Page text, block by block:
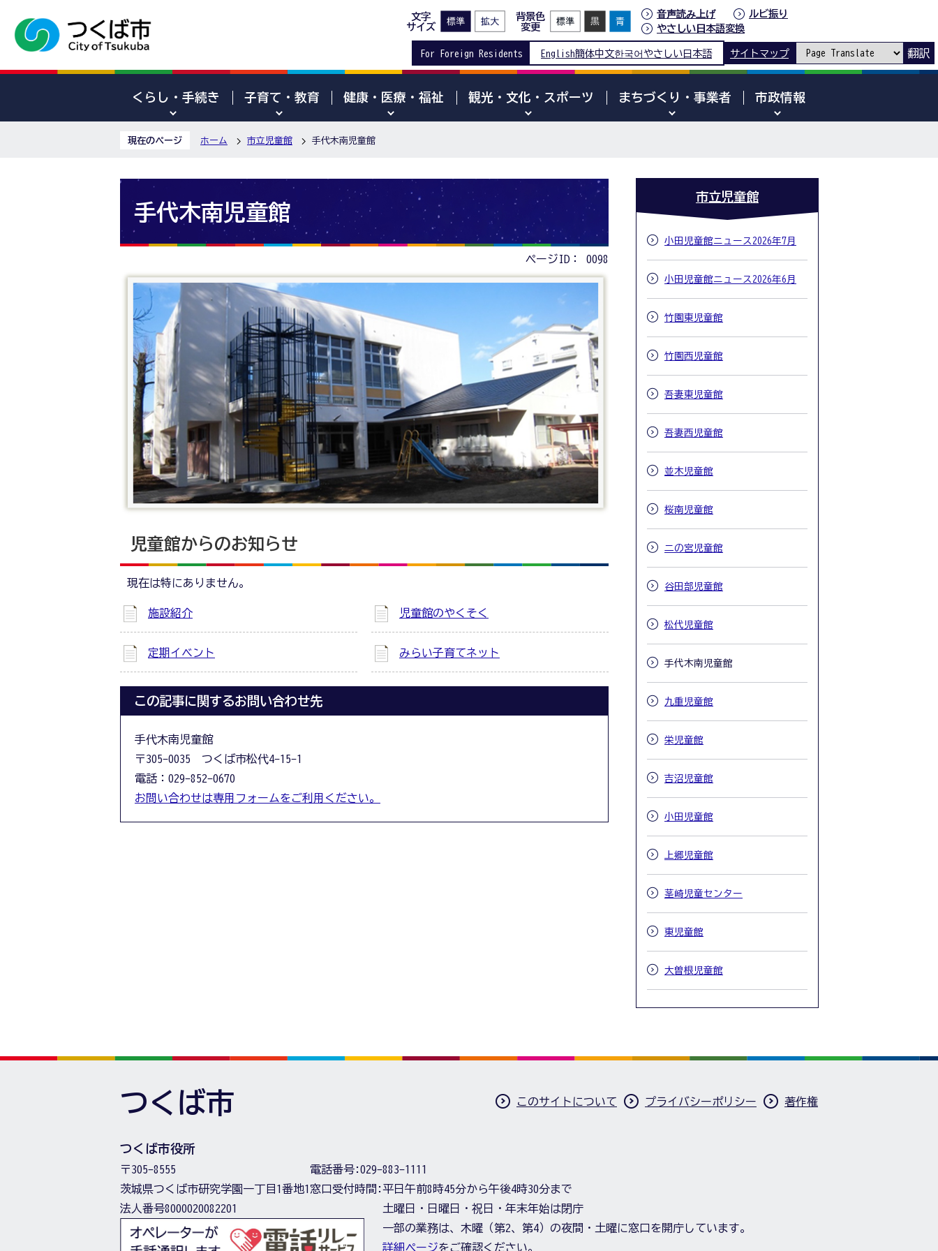
文字
サイズ
背景色
変更
音声読み上げ
ルビ振り
やさしい日本語変換
For Foreign Residents English簡体中文한국어 やさしい日本語 サイトマップ 翻訳
くらし・手続き 子育て・教育 健康・医療・福祉 観光・文化・スポーツ まちづくり・事業者 市政情報
現在のページ ホーム 市立児童館 手代木南児童館
手代木南児童館
ページID： 0098
児童館からのお知らせ
現在は特にありません。
施設紹介 児童館のやくそく
定期イベント みらい子育てネット
この記事に関するお問い合わせ先
手代木南児童館
〒305-0035 つくば市松代4-15-1
電話：029-852-0670
お問い合わせは専用フォームをご利用ください。
市立児童館
小田児童館ニュース2026年7月
小田児童館ニュース2026年6月
竹園東児童館
竹園西児童館
吾妻東児童館
吾妻西児童館
並木児童館
桜南児童館
二の宮児童館
谷田部児童館
松代児童館
手代木南児童館
九重児童館
栄児童館
吉沼児童館
小田児童館
上郷児童館
茎崎児童センター
東児童館
大曽根児童館
つくば市 このサイトについて プライバシーポリシー 著作権
つくば市役所
〒305-8555
茨城県つくば市研究学園一丁目1番地1
法人番号8000020082201
電話番号:029-883-1111
窓口受付時間:平日午前8時45分から午後4時30分まで
土曜日・日曜日・祝日・年末年始は閉庁
一部の業務は、木曜（第2、第4）の夜間・土曜に窓口を開庁しています。
詳細ページをご確認ください。